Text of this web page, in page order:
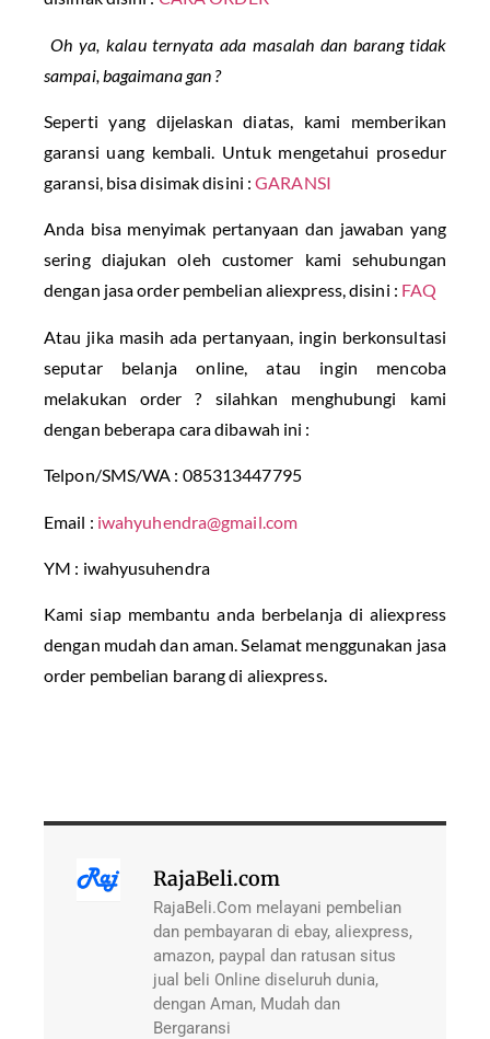
Oh ya, kalau ternyata ada masalah dan barang tidak
sampai, bagaimana gan ?
Seperti yang dijelaskan diatas, kami memberikan
garansi uang kembali. Untuk mengetahui prosedur
garansi, bisa disimak disini :GARANSI
Anda bisa menyimak pertanyaan dan jawaban yang
sering diajukan oleh customer kami sehubungan
dengan jasa order pembelian aliexpress, disini : FAQ
Atau jika masih ada pertanyaan, ingin berkonsultasi
seputar belanja online, atau ingin mencoba
melakukan order ? silahkan menghubungi kami
dengan beberapa cara dibawah ini :
Telpon/SMS/WA : 085313447795
Email : iwahyuhendra@gmail.com
YM : iwahyusuhendra
Kami siap membantu anda berbelanja di aliexpress
dengan mudah dan aman. Selamat menggunakan jasa
order pembelian barang di aliexpress.
RajaBeli.com
RajaBeli.Com melayani pembelian
dan pembayaran di ebay, aliexpress,
amazon, paypal dan ratusan situs
jual beli Online diseluruh dunia,
dengan Aman, Mudah dan
Bergaransi